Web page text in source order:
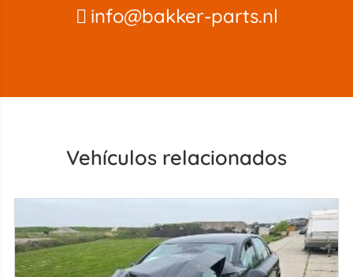
info@bakker-parts.nl
Vehículos relacionados